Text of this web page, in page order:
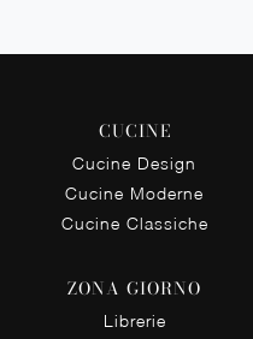
CUCINE
Cucine Design
Cucine Moderne
Cucine Classiche
ZONA GIORNO
Librerie